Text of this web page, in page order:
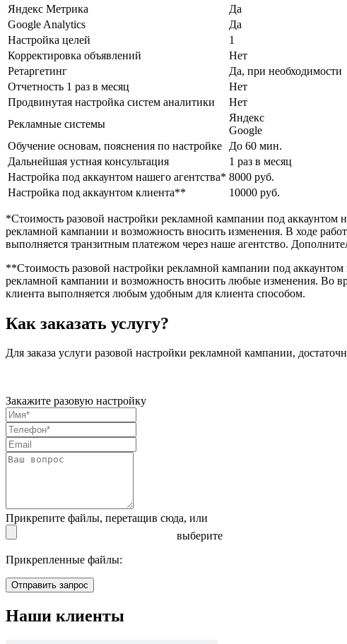
Яндекс Метрика
Да
Google Analytics
Да
Настройка целей
1
Корректировка объявлений
Нет
Ретаргетинг
Да, при необходимости
Отчетность 1 раз в месяц
Нет
Продвинутая настройка систем аналитики
Нет
Рекламные системы
Яндекс
Google
Обучение основам, пояснения по настройке
До 60 мин.
Дальнейшая устная консультация
1 раз в месяц
Настройка под аккаунтом нашего агентства* 8000 руб.
Настройка под аккаунтом клиента**
10000 руб.
*Стоимость разовой настройки рекламной кампании под аккаунтом
рекламной кампании и возможность вносить изменения. В ходе
выполняется транзитным платежом через наше агентство.
**Стоимость разовой настройки рекламной кампании под
рекламной кампании и возможность вносить любые изменения. Во
клиента выполняется любым удобным для клиента способом.
Как заказать услугу?
Для заказа услуги разовой настройки рекламной кампании,
Закажите разовую настройку
Прикрепите файлы, перетащив сюда, или
выберите
Прикрепленные файлы:
Отправить запрос
Наши клиенты